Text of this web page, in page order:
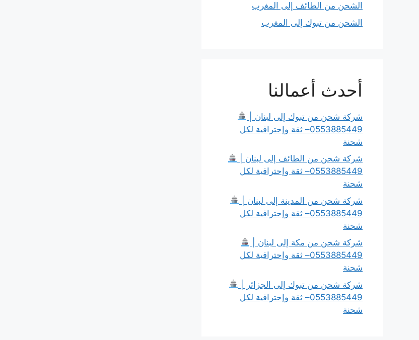
الشحن من الطائف إلى المغرب
الشحن من تبوك إلى المغرب
أحدث أعمالنا
شركة شحن من تبوك إلى لبنان |
0553885449– ثقة وإحترافية لكل
شحنة
شركة شحن من الطائف إلى لبنان |
0553885449– ثقة وإحترافية لكل
شحنة
شركة شحن من المدينة إلى لبنان |
0553885449– ثقة وإحترافية لكل
شحنة
شركة شحن من مكة إلى لبنان |
0553885449– ثقة وإحترافية لكل
شحنة
شركة شحن من تبوك إلى الجزائر |
0553885449– ثقة وإحترافية لكل
شحنة